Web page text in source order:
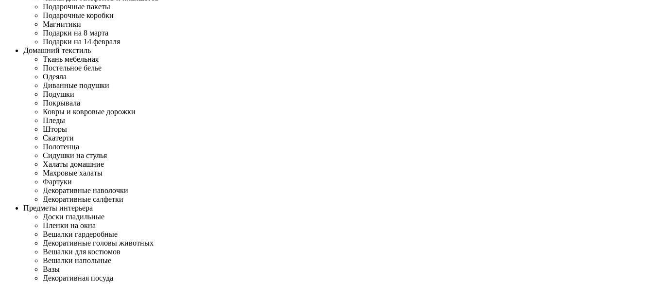
Подарочные пакеты
Подарочные коробки
Магнитики
Подарки на 8 марта
Подарки на 14 февраля
Домашний текстиль
Ткань мебельная
Постельное белье
Одеяла
Диванные подушки
Подушки
Покрывала
Ковры и ковровые дорожки
Пледы
Шторы
Скатерти
Полотенца
Сидушки на стулья
Халаты домашние
Махровые халаты
Фартуки
Декоративные наволочки
Декоративные салфетки
Предметы интерьера
Доски гладильные
Пленки на окна
Вешалки гардеробные
Декоративные головы животных
Вешалки для костюмов
Вешалки напольные
Вазы
Декоративная посуда